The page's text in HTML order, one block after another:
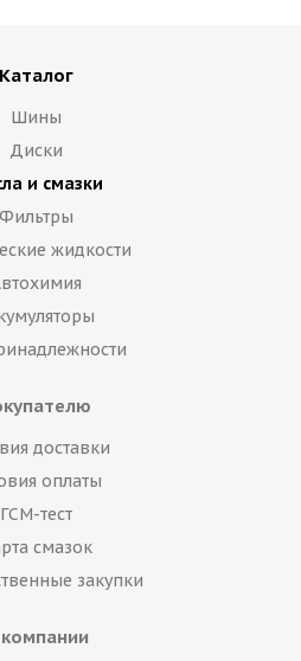
Каталог
Шины
Диски
и смазки
Фильтры
жидкости
доставки
оплаты
ГСМ-тест
смазок
закупки